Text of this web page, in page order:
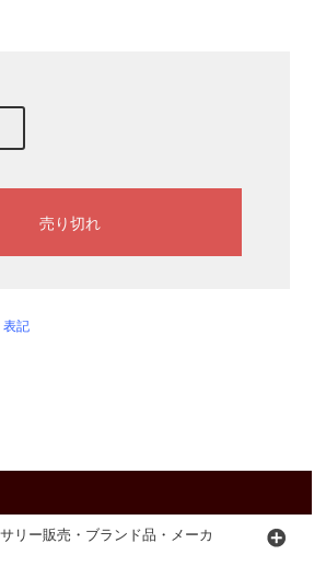
表記
リー販売・ブランド品・メーカ